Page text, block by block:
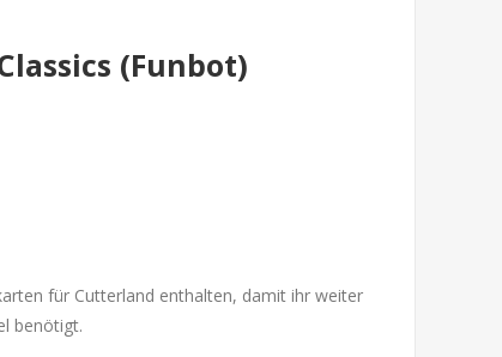
(Funbot)
für Cutterland enthalten, damit ihr weiter
benötigt.